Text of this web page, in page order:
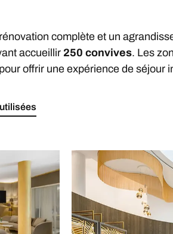
complète et un
accueillir 250 convives. Les
offrir une expérience de séjour